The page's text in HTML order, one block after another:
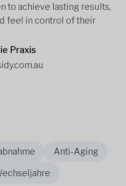
to achieve lasting results,
feel in control of their
Praxis
Anti-Aging